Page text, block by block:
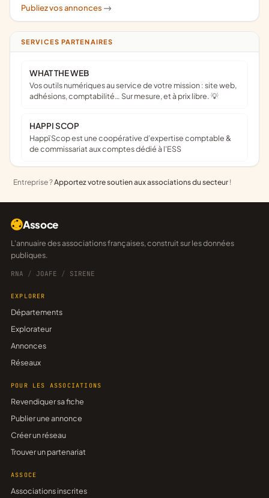
Publiez vos annonces ->
SERVICES PARTENAIRES
WHAT THE WEB
Vos outils numériques au service de votre mission : site web,
adhésions, comptabilité… Sur mesure, et à prix libre. 💡
HAPPI SCOP
Happï Scop est une coopérative d’expertise comptable &
de commissariat aux comptes dédié à l'ESS
Entreprise ?Apportez votre soutien aux associations du secteur !
Assoce
L'annuaire des associations françaises, construit sur les données
publiques.
RNA / JOAFE / SIRENE
EXPLORER
Départements
Explorateur
Annonces
Réseaux
POUR LES ASSOCIATIONS
Revendiquer sa fiche
Publier une annonce
Créer un réseau
Trouver un partenariat
ASSOCE
Associations inscrites